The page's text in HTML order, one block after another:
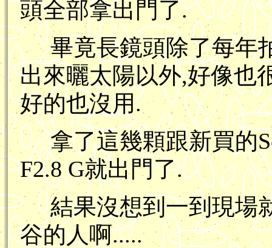
頭全部拿出門了.
畢竟長鏡頭除了每年
出來曬太陽以外,好像也
好的也沒用.
拿了這幾顆跟新買的
F2.8 G就出門了.
結果沒想到一到現場
谷的人啊.....